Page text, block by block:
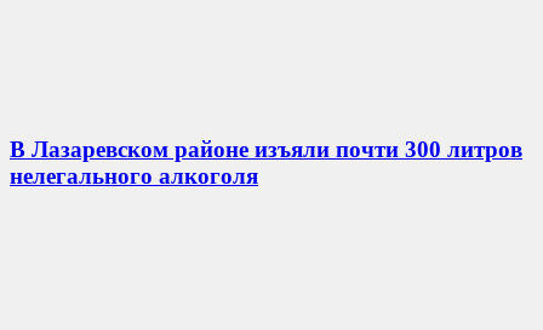
В Лазаревском районе изъяли почти 300 литров
нелегального алкоголя